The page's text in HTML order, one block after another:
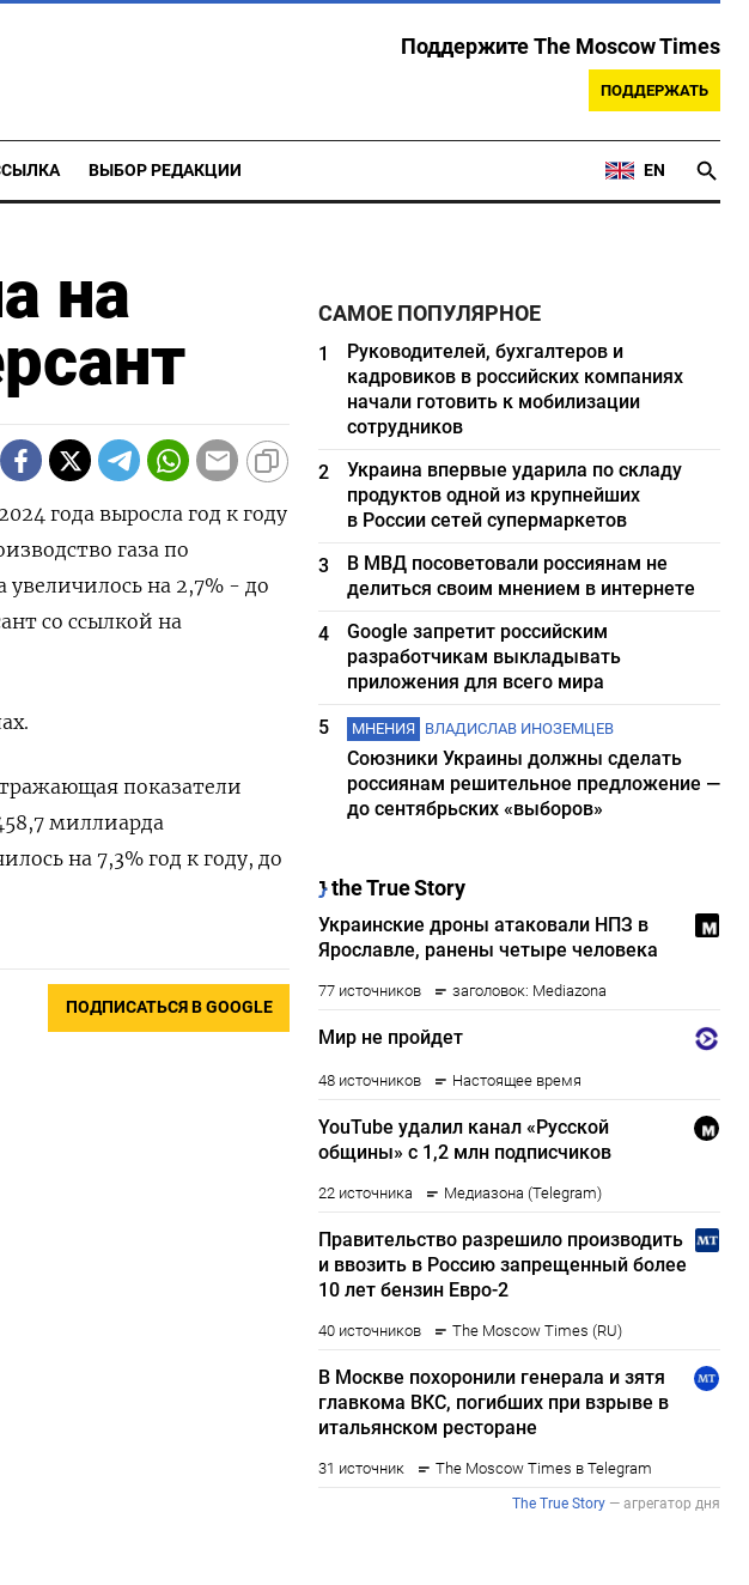
Поддержите The Moscow Times
ПОДДЕРЖАТЬ
ВЫБОР РЕДАКЦИИ EN
на
года выросла год к году
газа по
на 2,7% - до
со ссылкой на
показатели
миллиарда
на 7,3% год к году, до
ПОДПИСАТЬСЯ В GOOGLE
САМОЕ ПОПУЛЯРНОЕ
1
Руководителей, бухгалтеров и
кадровиков в российских компаниях
начали готовить к мобилизации
сотрудников
2
Украина впервые ударила по складу
продуктов одной из крупнейших
в России сетей супермаркетов
3
В МВД посоветовали россиянам не
делиться своим мнением в интернете
4
Google запретит российским
разработчикам выкладывать
приложения для всего мира
5
МНЕНИЯ ВЛАДИСЛАВ ИНОЗЕМЦЕВ
Союзники Украины должны сделать
россиянам решительное предложение —
до сентябрьских «выборов»